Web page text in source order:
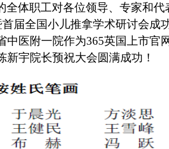
体职工对各位领导、专家和
届全国小儿推拿学术研讨会成
中医附一院作为365英国上市官
宇院长预祝大会圆满成功！